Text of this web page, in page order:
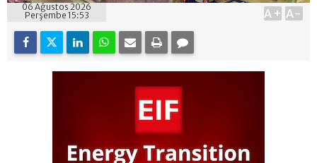
06 Ağustos 2026
Perşembe 15:53
A+ A-